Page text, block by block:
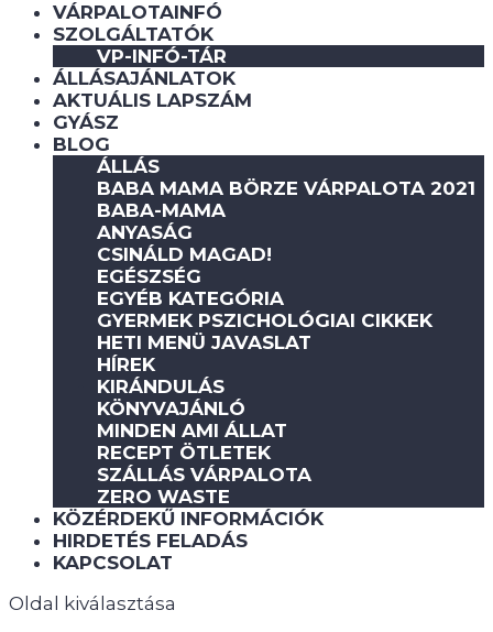
VÁRPALOTAINFÓ
SZOLGÁLTATÓK
VP-INFÓ-TÁR
ÁLLÁSAJÁNLATOK
AKTUÁLIS LAPSZÁM
GYÁSZ
BLOG
ÁLLÁS
BABA MAMA BÖRZE VÁRPALOTA 2021
BABA-MAMA
ANYASÁG
CSINÁLD MAGAD!
EGÉSZSÉG
EGYÉB KATEGÓRIA
GYERMEK PSZICHOLÓGIAI CIKKEK
HETI MENÜ JAVASLAT
HÍREK
KIRÁNDULÁS
KÖNYVAJÁNLÓ
MINDEN AMI ÁLLAT
RECEPT ÖTLETEK
SZÁLLÁS VÁRPALOTA
ZERO WASTE
KÖZÉRDEKŰ INFORMÁCIÓK
HIRDETÉS FELADÁS
KAPCSOLAT
Oldal kiválasztása